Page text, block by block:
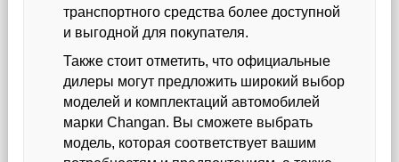
транспортного средства более доступной
и выгодной для покупателя.
Также стоит отметить, что официальные
дилеры могут предложить широкий выбор
моделей и комплектаций автомобилей
марки Changan. Вы сможете выбрать
модель, которая соответствует вашим